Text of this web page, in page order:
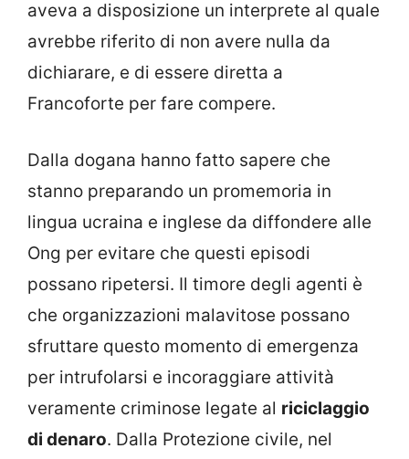
aveva a disposizione un interprete al quale
avrebbe riferito di non avere nulla da
dichiarare, e di essere diretta a
Francoforte per fare compere.
Dalla dogana hanno fatto sapere che
stanno preparando un promemoria in
lingua ucraina e inglese da diffondere alle
Ong per evitare che questi episodi
possano ripetersi. Il timore degli agenti è
che organizzazioni malavitose possano
sfruttare questo momento di emergenza
per intrufolarsi e incoraggiare attività
veramente criminose legate al riciclaggio
di denaro. Dalla Protezione civile, nel